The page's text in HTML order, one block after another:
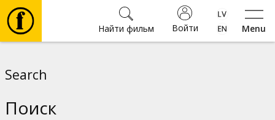
Menu
Войти
Найти фильм
Search
Поиск